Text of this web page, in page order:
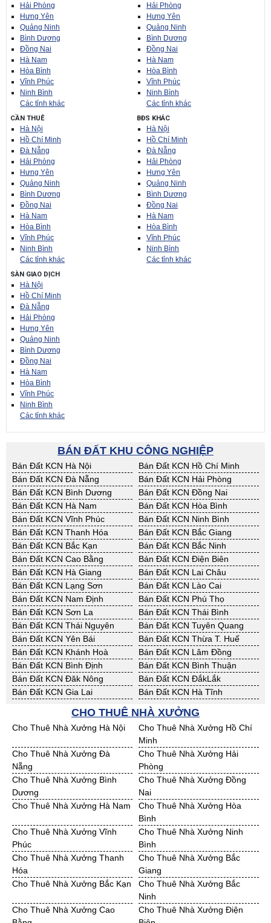
Hải Phòng
Hưng Yên
Quảng Ninh
Bình Dương
Đồng Nai
Hà Nam
Hòa Bình
Vĩnh Phúc
Ninh Bình
Các tỉnh khác
Hải Phòng
Hưng Yên
Quảng Ninh
Bình Dương
Đồng Nai
Hà Nam
Hòa Bình
Vĩnh Phúc
Ninh Bình
Các tỉnh khác
CẦN THUÊ
Hà Nội
Hồ Chí Minh
Đà Nẵng
Hải Phòng
Hưng Yên
Quảng Ninh
Bình Dương
Đồng Nai
Hà Nam
Hòa Bình
Vĩnh Phúc
Ninh Bình
Các tỉnh khác
BĐS KHÁC
Hà Nội
Hồ Chí Minh
Đà Nẵng
Hải Phòng
Hưng Yên
Quảng Ninh
Bình Dương
Đồng Nai
Hà Nam
Hòa Bình
Vĩnh Phúc
Ninh Bình
Các tỉnh khác
SÀN GIAO DỊCH
Hà Nội
Hồ Chí Minh
Đà Nẵng
Hải Phòng
Hưng Yên
Quảng Ninh
Bình Dương
Đồng Nai
Hà Nam
Hòa Bình
Vĩnh Phúc
Ninh Bình
Các tỉnh khác
BÁN ĐẤT KHU CÔNG NGHIỆP
Bán Đất KCN Hà Nội
Bán Đất KCN Hồ Chí Minh
Bán Đất KCN Đà Nẵng
Bán Đất KCN Hải Phòng
Bán Đất KCN Bình Dương
Bán Đất KCN Đồng Nai
Bán Đất KCN Hà Nam
Bán Đất KCN Hòa Bình
Bán Đất KCN Vĩnh Phúc
Bán Đất KCN Ninh Bình
Bán Đất KCN Thanh Hóa
Bán Đất KCN Bắc Giang
Bán Đất KCN Bắc Kạn
Bán Đất KCN Bắc Ninh
Bán Đất KCN Cao Bằng
Bán Đất KCN Điện Biên
Bán Đất KCN Hà Giang
Bán Đất KCN Lai Châu
Bán Đất KCN Lạng Sơn
Bán Đất KCN Lào Cai
Bán Đất KCN Nam Định
Bán Đất KCN Phú Thọ
Bán Đất KCN Sơn La
Bán Đất KCN Thái Bình
Bán Đất KCN Thái Nguyên
Bán Đất KCN Tuyên Quang
Bán Đất KCN Yên Bái
Bán Đất KCN Thừa T. Huế
Bán Đất KCN Khánh Hoà
Bán Đất KCN Lâm Đồng
Bán Đất KCN Bình Định
Bán Đất KCN Bình Thuận
Bán Đất KCN Đăk Nông
Bán Đất KCN ĐắkLắk
Bán Đất KCN Gia Lai
Bán Đất KCN Hà Tĩnh
Bán Đất KCN Nghệ An
Bán Đất KCN Ninh Thuận
Bán Đất KCN Phú Yên
Bán Đất KCN Quảng Bình
Bán Đất KCN Quảng Nam
Bán Đất KCN Quảng Ngãi
Bán Đất KCN Bà Rịa - VT
Bán Đất KCN Cần Thơ
Bán Đất KCN An Giang
Bán Đất KCN Bạc Liêu
Bán Đất KCN Bến Tre
Bán Đất KCN Bình Phước
Bán Đất KCN Cà Mau
Bán Đất KCN Đồng Tháp
Bán Đất KCN Hậu Giang
Bán Đất KCN Kiên Giang
Bán Đất KCN Long An
Bán Đất KCN Sóc Trăng
Bán Đất KCN Tây Ninh
Bán Đất KCN Tiền Giang
Bán Đất KCN Trà Vinh
Bán Đất KCN Vĩnh Long
Bán Đất KCN Hải Dương
Bán Đất KCN Hưng Yên
Bán Đất KCN Quảng Ninh
CHO THUÊ NHÀ XƯỞNG
Cho Thuê Nhà Xưởng Hà Nội
Cho Thuê Nhà Xưởng Hồ Chí
Minh
Cho Thuê Nhà Xưởng Đà
Nẵng
Cho Thuê Nhà Xưởng Hải
Phòng
Cho Thuê Nhà Xưởng Bình
Dương
Cho Thuê Nhà Xưởng Đồng
Nai
Cho Thuê Nhà Xưởng Hà Nam
Cho Thuê Nhà Xưởng Hòa
Bình
Cho Thuê Nhà Xưởng Vĩnh
Phúc
Cho Thuê Nhà Xưởng Ninh
Bình
Cho Thuê Nhà Xưởng Thanh
Hóa
Cho Thuê Nhà Xưởng Bắc
Giang
Cho Thuê Nhà Xưởng Bắc Kạn
Cho Thuê Nhà Xưởng Bắc
Ninh
Cho Thuê Nhà Xưởng Cao
Cho Thuê Nhà Xưởng Điện